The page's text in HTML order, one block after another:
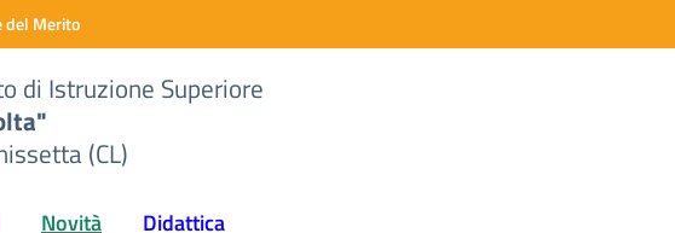
del Merito
di Istruzione Superiore
(CL)
Novità Didattica